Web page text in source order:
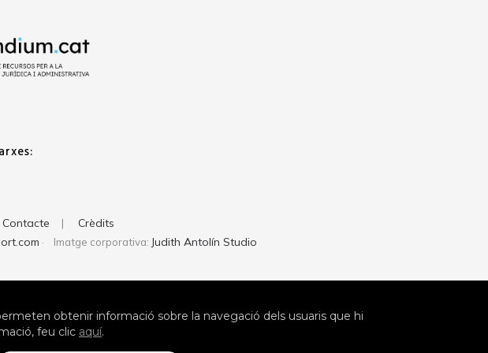
Contacte | Crèdits
· Imatge corporativa: Judith Antolín Studio
obtenir informació sobre la navegació dels usuaris que hi
feu clic aquí.